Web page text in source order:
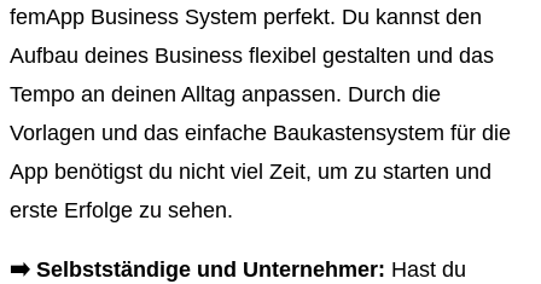
femApp Business System perfekt. Du kannst den
Aufbau deines Business flexibel gestalten und das
Tempo an deinen Alltag anpassen. Durch die
Vorlagen und das einfache Baukastensystem für die
App benötigst du nicht viel Zeit, um zu starten und
erste Erfolge zu sehen.
➡️ Selbstständige und Unternehmer: Hast du